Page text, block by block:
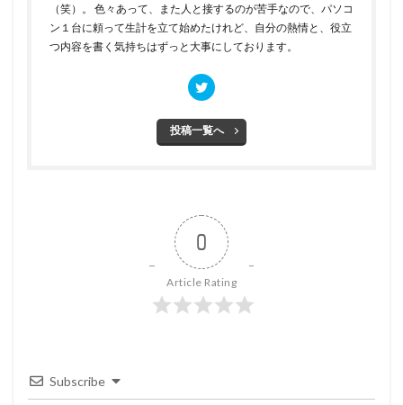
（笑）。 色々あって、また人と接するのが苦手なので、パソコ
ン１台に頼って生計を立て始めたけれど、自分の熱情と、役立
つ内容を書く気持ちはずっと大事にしております。
投稿一覧へ
0
Article Rating
Subscribe